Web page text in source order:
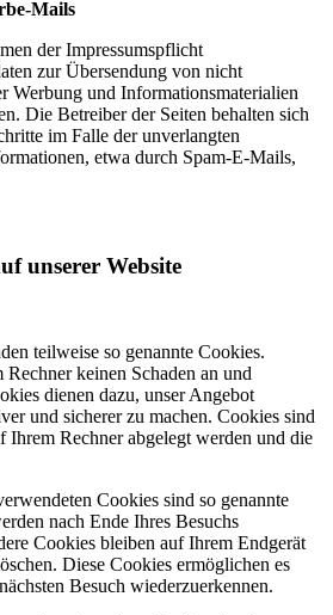
Mails
der Impressumspflicht
zur Übersendung von nicht
Werbung und Informationsmaterialien
Die Betreiber der Seiten behalten sich
im Falle der unverlangten
etwa durch Spam-E-Mails,
unserer Website
teilweise so genannte Cookies.
keinen Schaden an und
dienen dazu, unser Angebot
und sicherer zu machen. Cookies sind
Ihrem Rechner abgelegt werden und die
Cookies sind so genannte
nach Ende Ihres Besuchs
Cookies bleiben auf Ihrem Endgerät
Diese Cookies ermöglichen es
Besuch wiederzuerkennen.